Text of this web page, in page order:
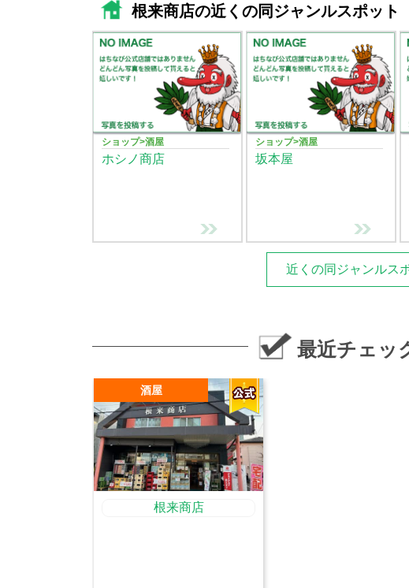
根来商店の近くの同ジャンルスポット
ショップ>酒屋
ホシノ商店
ショップ>酒屋
坂本屋
近くの同ジャンルス
最近チェッ
酒屋
根来商店